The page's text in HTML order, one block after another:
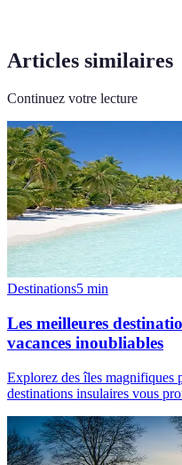
Articles similaires
Continuez votre lecture
Destinations5 min
Les meilleures
vacances inoubliables
Explorez des îles magnifiques
destinations insulaires vous